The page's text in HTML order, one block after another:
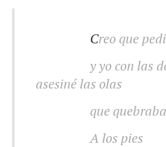
Creo que
y yo con las
asesiné las olas
que
.A los pies